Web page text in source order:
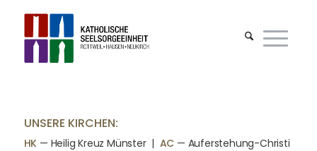
UNSERE KIRCHEN:
HK — Heilig Kreuz Münster | AC — Auferstehung-Christi